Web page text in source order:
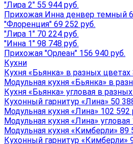
"Лира 2" 55 944 руб.
Прихожая Инна денвер темный
"Флоренция" 69 252 руб.
"Лира 1" 70 224 руб.
"Инна 1" 98 748 руб.
Прихожая "Орлеан" 156 940 руб.
Кухни
Кухня «Бьянка» в разных цветах
Модульная кухня «Бьянка» в
Кухня «Бьянка» угловая в
Кухонный гарнитур «Лина» 50
Модульная кухня «Лина» 102 592
Модульная кухня «Лина» угловая
Модульная кухня «Кимберли» 89
Кухонный гарнитур «Кимберли»